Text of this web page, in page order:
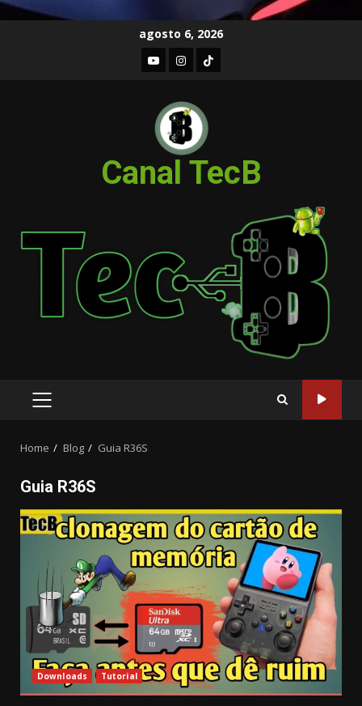
agosto 6, 2026
YoutubeInstagramTIKTOK
Canal TecB
PRIMARY
Home Blog Guia R36S
Guia R36S
Downloads Tutorial